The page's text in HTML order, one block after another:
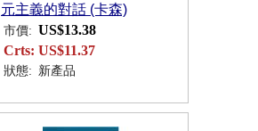
元主義的對話 (卡森)
市價: US$13.38
Crts: US$11.37
狀態: 新產品